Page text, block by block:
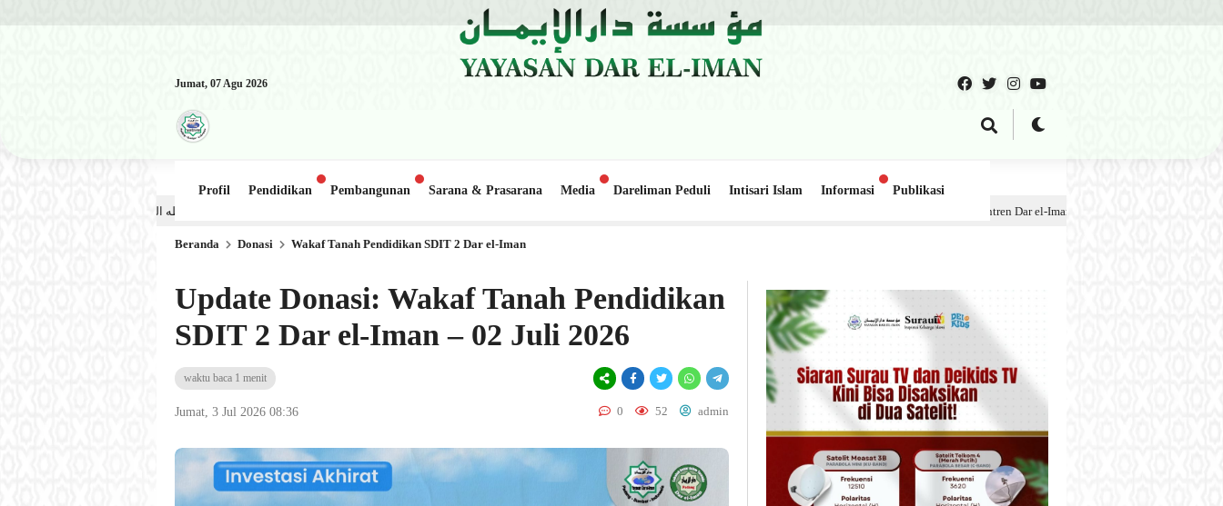
Jumat, 07 Agu 2026
Profil Pendidikan Pembangunan Sarana & Prasarana Media Dareliman Peduli Intisari Islam Informasi
Publikasi
Kajian Kitab: Ustadz Al Munawwir, Lc حفظه الله – Jumat, 31 Juli 2026 (Ba’da Maghrib) Masjid Al-Hakim Nanggalo Lapai
Update Donasi: Pembangunan Gedung Belajar 2, Pondok Pesantren Dar el-Iman – 30 Juli 2026 1 minggu lalu
Beranda Donasi Wakaf Tanah Pendidikan SDIT 2 Dar el-Iman
Update Donasi: Wakaf Tanah Pendidikan
SDIT 2 Dar el-Iman – 02 Juli 2026
waktu baca 1 menit
Jumat, 3 Jul 2026 08:36 0 52 admin